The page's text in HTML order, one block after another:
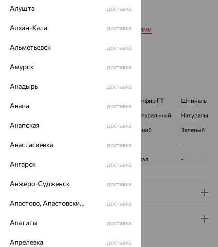
Проба:925
Вставка:Микс с полудрагоценными камнями
Цвет вставки:
Вес металла:
Характеристика вставки:
Сапфир ГТ Шпинель
Натуральный Натуральный
ЦВЕТ Фиолетовый Синий Зеленый
КОЛИЧЕСТВО -
Овал -
Гарантия и возврат
Алушта доставка
Алхан-Кала доставка
Альметьевск доставка
Амурск доставка
Анадырь доставка
Анапа доставка
Анапская доставка
Анастасиевка доставка
Ангарск доставка
Анжеро-Судженск доставка
Апастово, Апастовский район доставка
Апатиты доставка
Апрелевка доставка